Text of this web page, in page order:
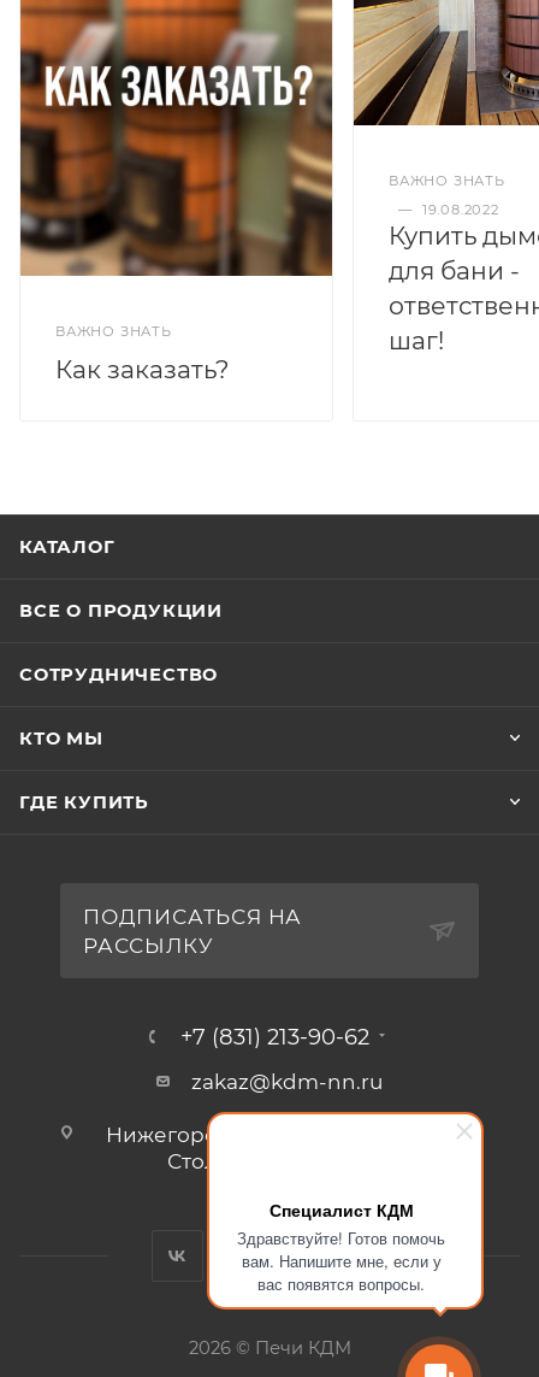
Специалист КДМ
Здравствуйте! Готов помочь
вам. Напишите мне, если у
вас появятся вопросы.
ВАЖНО ЗНАТЬ
Как заказать?
ВАЖНО ЗНАТЬ
— 19.08.2022
Купить
для бани -
шаг!
КАТАЛОГ
ВСЕ О ПРОДУКЦИИ
СОТРУДНИЧЕСТВО
КТО МЫ
ГДЕ КУПИТЬ
ПОДПИСАТЬСЯ НА
РАССЫЛКУ
+7 (831) 213-90-62
zakaz@kdm-nn.ru
Нижегородская обл., г. Кстово, ул.
Столбищенская, стр.3.
2026 © Печи КДМ